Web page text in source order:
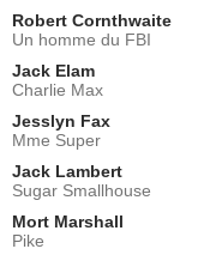
Robert Cornthwaite
Un homme du FBI
Jack Elam
Charlie Max
Jesslyn Fax
Mme Super
Jack Lambert
Sugar Smallhouse
Mort Marshall
Pike